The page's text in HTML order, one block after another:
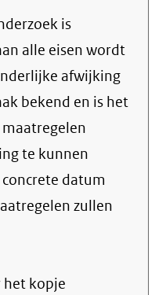
is
alle eisen wordt
afwijking
bekend en is het
te kunnen
datum
zullen
het kopje